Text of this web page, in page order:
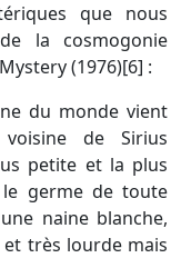
que nous
la cosmogonie
(1976)[6] :
du monde vient
de Sirius
petite et la plus
germe de toute
naine blanche,
très lourde mais